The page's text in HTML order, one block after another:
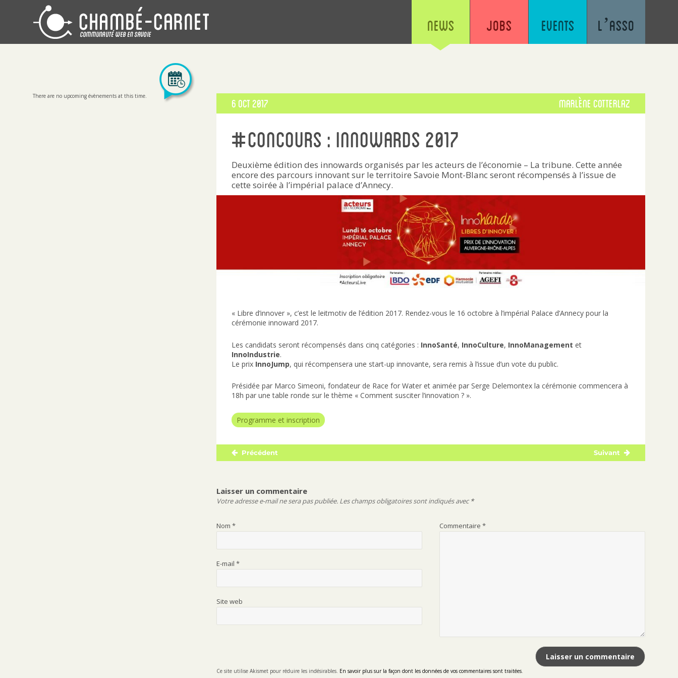
News Jobs Events L’asso
Publié
6 Oct 2017 Marlène Cotterlaz
#concours : InnoWards 2017
Deuxième édition des innowards organisés par les acteurs de l’économie – La tribune. Cette année
encore des parcours innovant sur le territoire Savoie Mont-Blanc seront récompensés à l’issue de
cette soirée à l’impérial palace d’Annecy.
« Libre d’innover », c’est le leitmotiv de l’édition 2017. Rendez-vous le 16 octobre à l’impérial Palace d’Annecy pour la
cérémonie innoward 2017.
Les candidats seront récompensés dans cinq catégories : InnoSanté, InnoCulture, InnoManagement et
InnoIndustrie.
Le prix InnoJump, qui récompensera une start-up innovante, sera remis à l’issue d’un vote du public.
Présidée par Marco Simeoni, fondateur de Race for Water et animée par Serge Delemontex la cérémonie commencera à
18h par une table ronde sur le thème « Comment susciter l’innovation ? ».
Programme et inscription
NavigationPrécédent
Publication
Suivant
Publication
Laisser un commentaire
Votre adresse e-mail ne sera pas publiée. Les champs obligatoires sont indiqués avec*
Commentaire*
Nom*
E-mail*
Site web
Ce site utilise Akismet pour réduire les indésirables. En savoir plus sur la façon dont les données de vos commentaires sont traitées
There are no upcoming évènements at this time.